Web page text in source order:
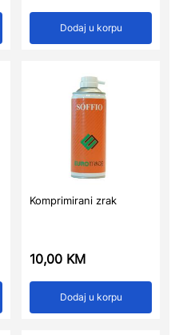
Dodaj u korpu
Komprimirani zrak
10,00 KM
Dodaj u korpu